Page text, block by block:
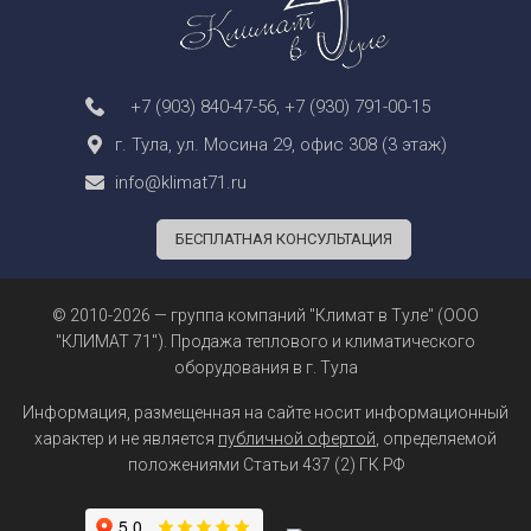
+7 (903) 840-47-56 +7 (930) 791-00-15
г. Тула, ул. Мосина 29, офис 308 (3 этаж)
info@klimat71.ru
БЕСПЛАТНАЯ КОНСУЛЬТАЦИЯ
© 2010-2026 — группа компаний "Климат в Туле" (ООО
"КЛИМАТ 71"). Продажа теплового и климатического
оборудования в г. Тула
Информация, размещенная на сайте носит информационный
характер и не является публичной офертой , определяемой
положениями Статьи 437 (2) ГК РФ